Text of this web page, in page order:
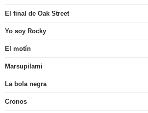
El final de Oak Street
Yo soy Rocky
El motín
Marsupilami
La bola negra
Cronos